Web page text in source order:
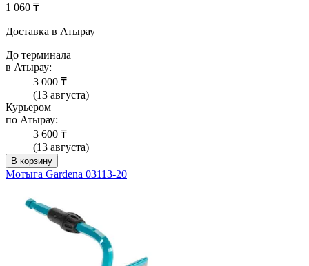
1 060 ₸
Доставка в Атырау
До терминала
в Атырау:
3 000 ₸
(13 августа)
Курьером
по Атырау:
3 600 ₸
(13 августа)
В корзину
Мотыга Gardena 03113-20